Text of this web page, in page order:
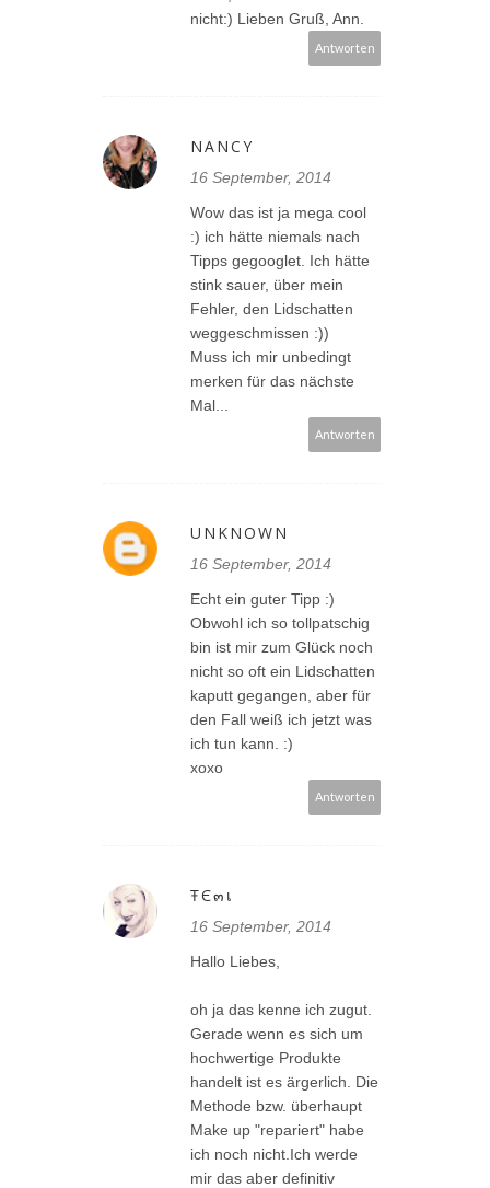
nicht:) Lieben Gruß, Ann.
Antworten
NANCY
16 September, 2014
Wow das ist ja mega cool
:) ich hätte niemals nach
Tipps gegooglet. Ich hätte
stink sauer, über mein
Fehler, den Lidschatten
weggeschmissen :))
Muss ich mir unbedingt
merken für das nächste
Mal...
Antworten
UNKNOWN
16 September, 2014
Echt ein guter Tipp :)
Obwohl ich so tollpatschig
bin ist mir zum Glück noch
nicht so oft ein Lidschatten
kaputt gegangen, aber für
den Fall weiß ich jetzt was
ich tun kann. :)
xoxo
Antworten
ŦЄ๓เ
16 September, 2014
Hallo Liebes,
oh ja das kenne ich zugut.
Gerade wenn es sich um
hochwertige Produkte
handelt ist es ärgerlich. Die
Methode bzw. überhaupt
Make up "repariert" habe
ich noch nicht.Ich werde
mir das aber definitiv